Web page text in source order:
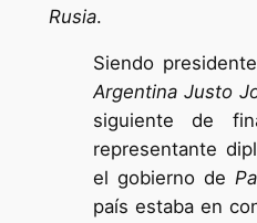
Rusia.
Siendo
Argentina Justo
siguiente de
representante
el gobierno de
país estaba en